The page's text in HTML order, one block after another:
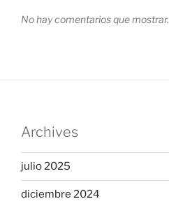
No hay comentarios que mostrar.
Archives
julio 2025
diciembre 2024